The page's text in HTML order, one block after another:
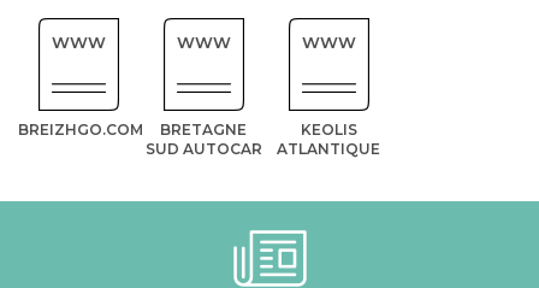
WWW
BREIZHGO.COM
WWW
BRETAGNE
SUD AUTOCAR
WWW
KEOLIS
ATLANTIQUE